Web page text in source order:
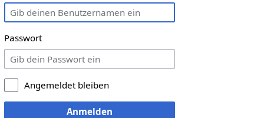
Passwort
Angemeldet bleiben
Anmelden